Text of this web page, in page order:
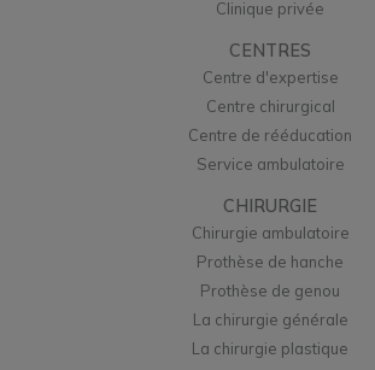
Clinique privée
CENTRES
Centre d'expertise
Centre chirurgical
Centre de rééducation
Service ambulatoire
CHIRURGIE
Chirurgie ambulatoire
Prothèse de hanche
Prothèse de genou
La chirurgie générale
La chirurgie plastique